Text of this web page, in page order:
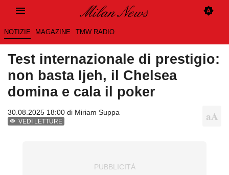
NOTIZIE MAGAZINE TMW RADIO
Test internazionale di prestigio:
non basta Ijeh, il Chelsea
domina e cala il poker
30.08.2025 18:00 di Miriam Suppa
VEDI LETTURE